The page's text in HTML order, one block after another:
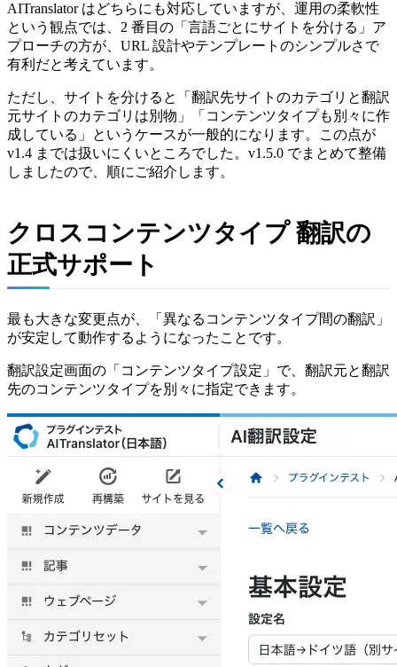
AITranslator はどちらにも対応していますが、運用の柔軟性
という観点では、2 番目の「言語ごとにサイトを分ける」ア
プローチの方が、URL 設計やテンプレートのシンプルさで
有利だと考えています。
ただし、サイトを分けると「翻訳先サイトのカテゴリと翻訳
元サイトのカテゴリは別物」「コンテンツタイプも別々に作
成している」というケースが一般的になります。この点が
v1.4 までは扱いにくいところでした。v1.5.0 でまとめて整備
しましたので、順にご紹介します。
クロスコンテンツタイプ 翻訳の
正式サポート
最も大きな変更点が、「異なるコンテンツタイプ間の翻訳」
が安定して動作するようになったことです。
翻訳設定画面の「コンテンツタイプ設定」で、翻訳元と翻訳
先のコンテンツタイプを別々に指定できます。